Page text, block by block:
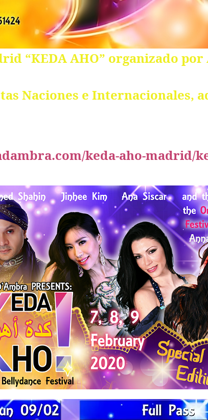
“KEDA AHO” organizado por
Naciones e Internacionales,
keda-aho-madrid/